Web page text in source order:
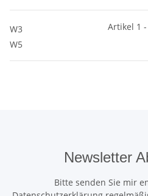
W3
Artikel 1 -
W5
Newsletter
Bitte senden Sie mir